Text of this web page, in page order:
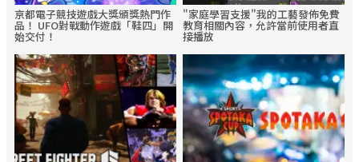
京都電子競技遊戲大獎頒獎熱門作
品！ UFO對戰動作遊戲「鞋四」開
始交付！
"家庭學習支援"我的工藝發佈免費
教育相關內容，允許當前使用者直
接播放